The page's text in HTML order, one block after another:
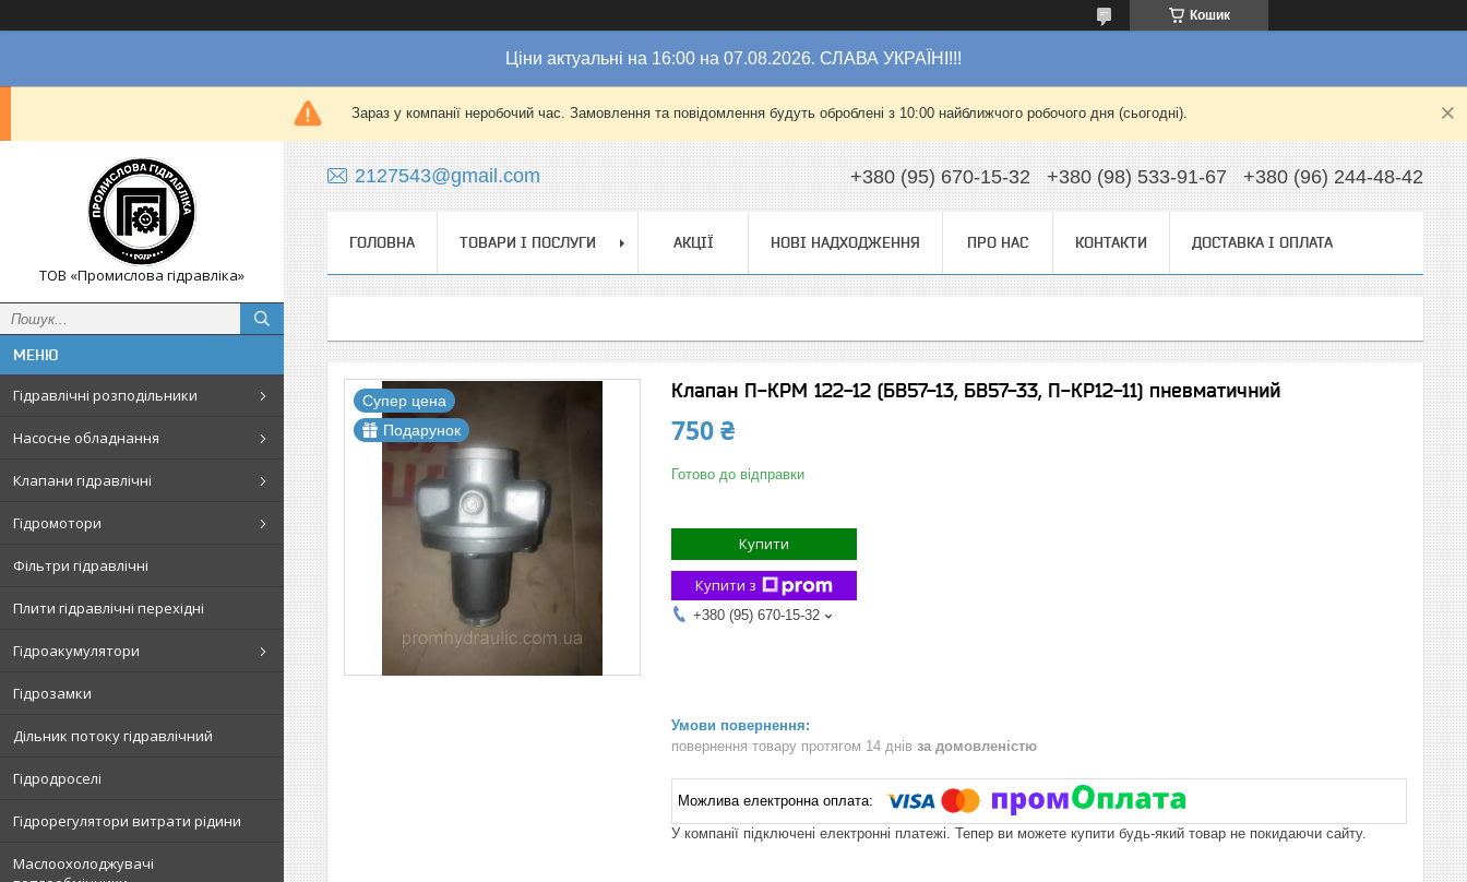
Кошик
Ціни актуальні на 16:00 на 07.08.2026. СЛАВА УКРАЇНІ!!!
Зараз у компанії неробочий час. Замовлення та повідомлення будуть оброблені з 10:00 найближчого робочого дня (сьогодні).
ТОВ «Промислова гідравліка»
Гідравлічні розподільники
Насосне обладнання
Клапани гідравлічні
Гідромотори
Фільтри гідравлічні
Плити гідравлічні перехідні
Гідроакумулятори
Гідрозамки
Дільник потоку гідравлічний
Гідродроселі
Гідрорегулятори витрати рідини
Маслоохолоджувачі
2127543@gmail.com +380 (95) 670-15-32 +380 (98) 533-91-67 +380 (96) 244-48-42
ГОЛОВНА ТОВАРИ І ПОСЛУГИ АКЦІЇ НОВІ НАДХОДЖЕННЯ ПРО НАС КОНТАКТИ ДОСТАВКА І ОПЛАТА
Подарунок
Супер цена Клапан П-КРМ 122-12 (БВ57-13, БВ57-33, П-КР12-11) пневматичний
750 ₴
Готово до відправки
Купити
Купити з
+380 (95) 670-15-32
повернення товару протягом 14 днів за домовленістю
У компанії підключені електронні платежі. Тепер ви можете купити будь-який товар не покидаючи сайту.